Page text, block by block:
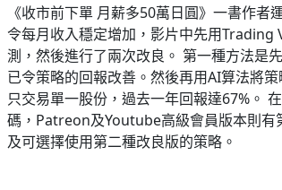
《收市前下單 月薪多50萬日圓》一書作者
令每月收入穩定增加，影片中先用Trading
測，然後進行了兩次改良。 第一種方法是
已令策略的回報改善。然後再用AI算法將
只交易單一股份，過去一年回報達67%。
碼，Patreon及Youtube高級會員版本則有
及可選擇使用第二種改良版的策略。